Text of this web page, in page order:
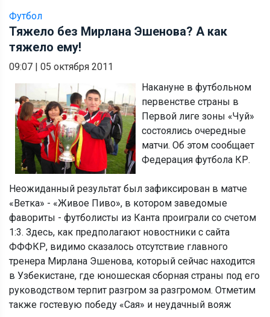
Футбол
Тяжело без Мирлана Эшенова? А как
тяжело ему!
09:07 | 05 октября 2011
Накануне в футбольном
первенстве страны в
Первой лиге зоны «Чуй»
состоялись очередные
матчи. Об этом сообщает
Федерация футбола КР.
Неожиданный результат был зафиксирован в матче
«Ветка» - «Живое Пиво», в котором заведомые
фавориты - футболисты из Канта проиграли со счетом
1:3. Здесь, как предполагают новостники с сайта
ФФФКР, видимо сказалось отсутствие главного
тренера Мирлана Эшенова, который сейчас находится
в Узбекистане, где юношеская сборная страны под его
руководством терпит разгром за разгромом. Отметим
также гостевую победу «Сая» и неудачный вояж